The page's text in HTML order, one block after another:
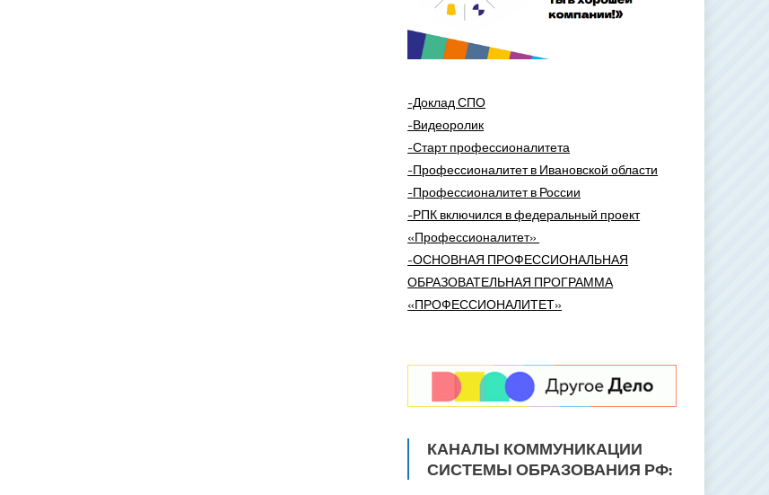
-Доклад СПО
-Видеоролик
-Старт профессионалитета
-Профессионалитет в Ивановской области
-Профессионалитет в России
-РПК включился в федеральный проект
«Профессионалитет»
-ОСНОВНАЯ ПРОФЕССИОНАЛЬНАЯ
ОБРАЗОВАТЕЛЬНАЯ ПРОГРАММА
«ПРОФЕССИОНАЛИТЕТ»
КАНАЛЫ КОММУНИКАЦИИ
СИСТЕМЫ ОБРАЗОВАНИЯ РФ: